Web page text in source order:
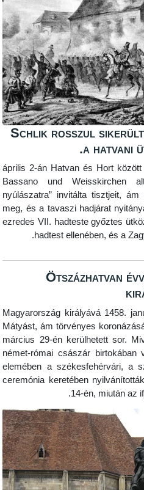
Schlik rosszul
a
1849 április 2-án Hatvan
Bassano und
nyúlászatra” invitálta
meg, és a tavaszi
ezredes VII. hadteste
hadtest
Magyarország
Mátyást, ám törvényes
március 29-én
német-római császár
elemében a
ceremónia keretében
14-én,